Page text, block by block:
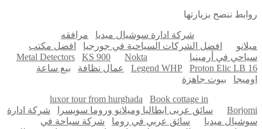
ننصح بزيارتها
شركة ادارة سوشيال ميديا
مرافقه
افضل الشركات السياحية في جورجيا
افضل مكتب
في أرمينيا
Metal Detectors KS 900
Nokta
Legend WHP
Proton Elic LB عمال نظافة
بيع ساعة
بيوت جاهزة
luxor tour from hurghada
Book cottage in
سائق عربى ايطاليا وميلانو وروما سويسرا
شركة ادارة
ميديا
سائق عربي في روما
شركة سياحة في